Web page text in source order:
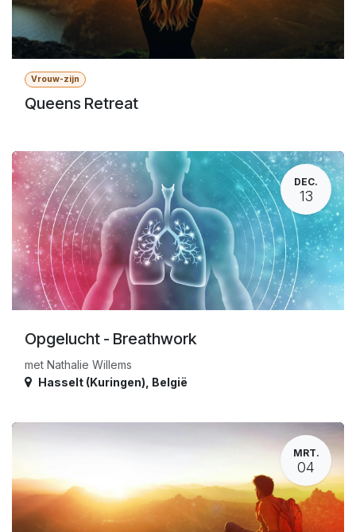
Vrouw-zijn
Queens Retreat
DEC.
13
Opgelucht - Breathwork
met Nathalie Willems
Hasselt (Kuringen) België
MRT.
04